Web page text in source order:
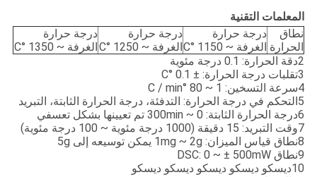
المعلمات التقنية
نطاق
الحرارة
درجة حرارة
الغرفة ~ 1150 °C
درجة حرارة
الغرفة ~ 1250 °C
درجة حرارة
الغرفة ~ 1350 °C
2دقة الحرارة: 0.1 درجة مئوية
3تقلبات درجة الحرارة: ± 0.1 °C
4سرعة التسخين: 1 ~ 80 °C / min
5التحكم في درجة الحرارة: التدفئة، درجة الحرارة الثابتة، التبريد
6درجة الحرارة الثابتة: 0 ~ 300min تم تعيينها بشكل تعسفي
7وقت التبريد: 15 دقيقة (1000 درجة مئوية ~ 100 درجة مئوية)
8نطاق قياس الميزان: 1mg ~ 2g يمكن توسيعه إلى 5g
9نطاق DSC: 0 ~ ± 500mW
10ديسكو ديسكو ديسكو ديسكو ديسكو